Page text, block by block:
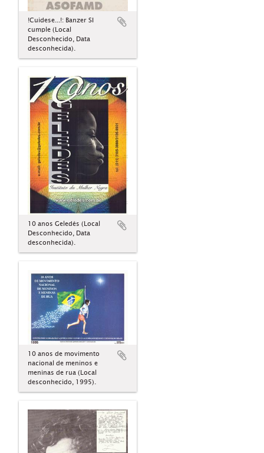
!Cuidese...!: Banzer SI
cumple (Local
Desconhecido, Data
desconhecida).
10 anos Geledés (Local
Desconhecido, Data
desconhecida).
10 anos de movimento
nacional de meninos e
meninas de rua (Local
desconhecido, 1995).